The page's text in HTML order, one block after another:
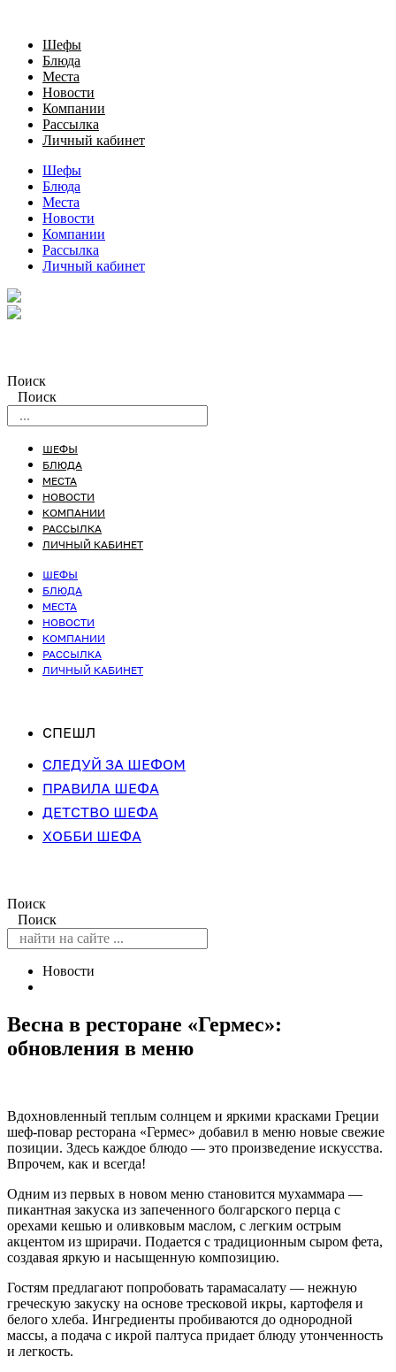
Шефы
Блюда
Места
Новости
Компании
Рассылка
Личный кабинет
Шефы
Блюда
Места
Новости
Компании
Рассылка
Личный кабинет
Поиск
Поиск
ШЕФЫ
БЛЮДА
МЕСТА
НОВОСТИ
КОМПАНИИ
РАССЫЛКА
ЛИЧНЫЙ КАБИНЕТ
ШЕФЫ
БЛЮДА
МЕСТА
НОВОСТИ
КОМПАНИИ
РАССЫЛКА
ЛИЧНЫЙ КАБИНЕТ
СПЕШЛ
СЛЕДУЙ ЗА ШЕФОМ
ПРАВИЛА ШЕФА
ДЕТСТВО ШЕФА
ХОББИ ШЕФА
Поиск
Поиск
Новости
Весна в ресторане «Гермес»:
обновления в меню
Вдохновленный теплым солнцем и яркими красками Греции
шеф-повар ресторана «Гермес» добавил в меню новые свежие
позиции. Здесь каждое блюдо — это произведение искусства.
Впрочем, как и всегда!
Одним из первых в новом меню становится мухаммара —
пикантная закуска из запеченного болгарского перца с
орехами кешью и оливковым маслом, с легким острым
акцентом из шрирачи. Подается с традиционным сыром фета,
создавая яркую и насыщенную композицию.
Гостям предлагают попробовать тарамасалату — нежную
греческую закуску на основе тресковой икры, картофеля и
белого хлеба. Ингредиенты пробиваются до однородной
массы, а подача с икрой палтуса придает блюду утонченность
и легкость.